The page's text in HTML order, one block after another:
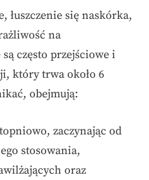
łuszczenie się naskórka,
na
często przejściowe i
który trwa około 6
obejmują:
zaczynając od
stosowania,
oraz